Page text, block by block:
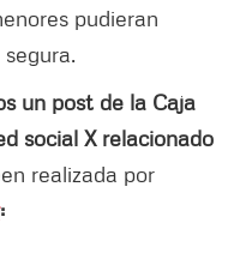
pudieran
un post de la Caja
social X relacionado
realizada por
: